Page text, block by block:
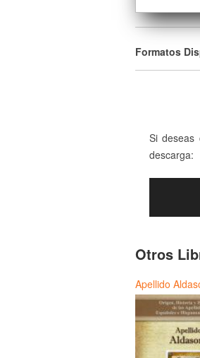
Formatos
Si deseas
descarga:
Otros
Apellido